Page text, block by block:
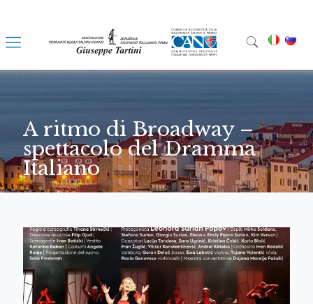
A ritmo di Broadway –
spettacolo del Dramma
Italiano